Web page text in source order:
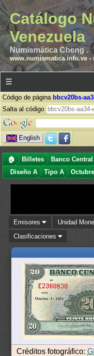
Catálogo
Venezuela
Numismática Cheng .
www.numismatica.info.ve-
☰
Código de página bbcv20bs-
Salta al código
English
🏠 Billetes Banco
Diseño A
Tipo A
Emisores Unidad
Clasificaciones
Créditos fotográfico: